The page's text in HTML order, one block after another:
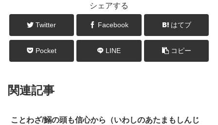
シェアする
Twitter Facebook はてブ
Pocket LINE コピー
関連記事
ことわざ/鰯の頭も信心から（いわしのあたまもしんじ